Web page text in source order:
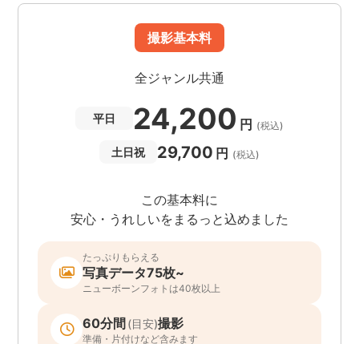
撮影基本料
全ジャンル共通
平日 24,200 円 (税込)
土日祝 29,700 円 (税込)
この基本料に
安心・うれしいをまるっと込めました
たっぷりもらえる
写真データ75枚~
ニューボーンフォトは40枚以上
60分間 (目安)撮影
準備・片付けなど含みます